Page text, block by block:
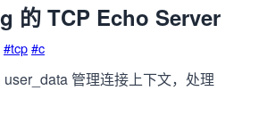
的 TCP Echo Server
#tcp#c
管理连接上下文，处理